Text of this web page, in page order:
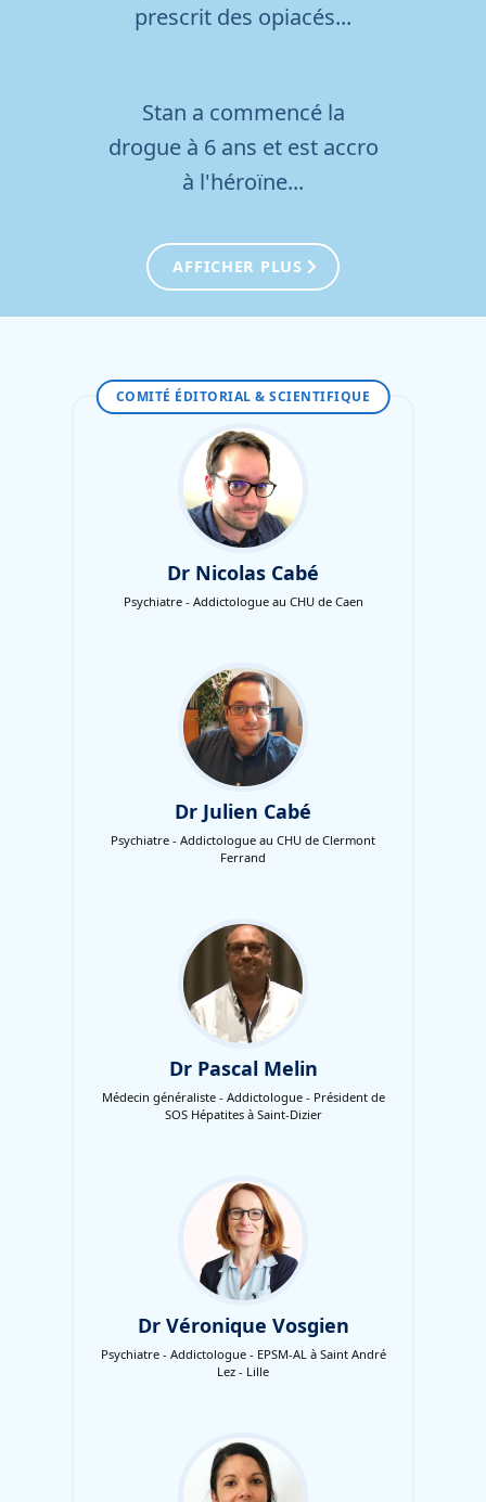
prescrit des opiacés...
04Stan a commencé la
drogue à 6 ans et est accro
à l'héroïne...
AFFICHER PLUS
COMITÉ ÉDITORIAL & SCIENTIFIQUE
Dr Nicolas Cabé
Psychiatre - Addictologue au CHU de Caen
Dr Julien Cabé
Psychiatre - Addictologue au CHU de Clermont
Ferrand
Dr Pascal Melin
Médecin généraliste - Addictologue - Président de
SOS Hépatites à Saint-Dizier
Dr Véronique Vosgien
Psychiatre - Addictologue - EPSM-AL à Saint André
Lez - Lille